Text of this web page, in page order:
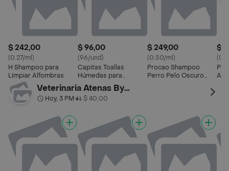
$ 242,00
(0.27/ml)
H Shampoo para
Limpiar Alfombras
$ 96,00
(96/und)
Capitas Toallas
Húmedas para
Mascotas
$ 249,00
(0.50/ml)
Procao Shampoo
Perro Pelo Oscuro
$
Veterinaria Atenas By Palermo
Hoy, 3 PM• $ 40,00